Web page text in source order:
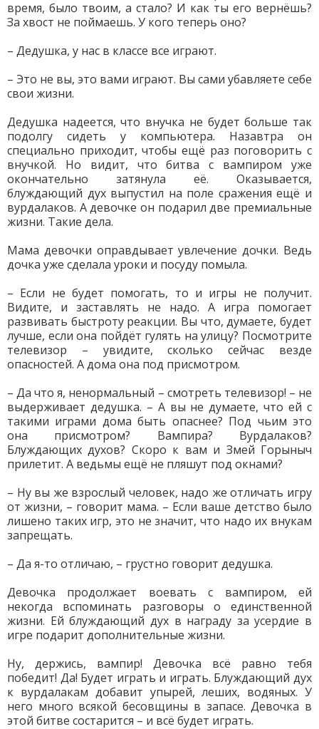
время, было твоим, а стало? И как ты его вернёшь?
За хвост не поймаешь. У кого теперь оно?
– Дедушка, у нас в классе все играют.
– Это не вы, это вами играют. Вы сами убавляете себе
свои жизни.
Дедушка надеется, что внучка не будет больше так
подолгу сидеть у компьютера. Назавтра он
специально приходит, чтобы ещё раз поговорить с
внучкой. Но видит, что битва с вампиром уже
окончательно затянула её. Оказывается,
блуждающий дух выпустил на поле сражения ещё и
вурдалаков. А девочке он подарил две премиальные
жизни. Такие дела.
Мама девочки оправдывает увлечение дочки. Ведь
дочка уже сделала уроки и посуду помыла.
– Если не будет помогать, то и игры не получит.
Видите, и заставлять не надо. А игра помогает
развивать быстроту реакции. Вы что, думаете, будет
лучше, если она пойдёт гулять на улицу? Посмотрите
телевизор – увидите, сколько сейчас везде
опасностей. А дома она под присмотром.
– Да что я, ненормальный – смотреть телевизор! – не
выдерживает дедушка. – А вы не думаете, что ей с
такими играми дома быть опаснее? Под чьим это
она присмотром? Вампира? Вурдалаков?
Блуждающих духов? Скоро к вам и Змей Горыныч
прилетит. А ведьмы ещё не пляшут под окнами?
– Ну вы же взрослый человек, надо же отличать игру
от жизни, – говорит мама. – Если ваше детство было
лишено таких игр, это не значит, что надо их внукам
запрещать.
– Да я-то отличаю, – грустно говорит дедушка.
Девочка продолжает воевать с вампиром, ей
некогда вспоминать разговоры о единственной
жизни. Ей блуждающий дух в награду за усердие в
игре подарит дополнительные жизни.
Ну, держись, вампир! Девочка всё равно тебя
победит! Да! Будет играть и играть. Блуждающий дух
к вурдалакам добавит упырей, леших, водяных. У
него много всякой бесовщины в запасе. Девочка в
этой битве состарится – и всё будет играть.